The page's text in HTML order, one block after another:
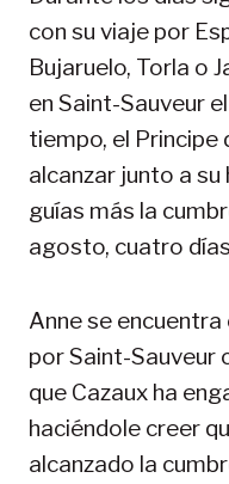
con su viaje por
Bujaruelo, Torla o
en Saint-Sauveur
tiempo, el Principe
alcanzar junto a
guías más la
agosto, cuatro
Anne se
por Saint-Sauveur
que Cazaux ha
haciéndole creer
alcanzado la